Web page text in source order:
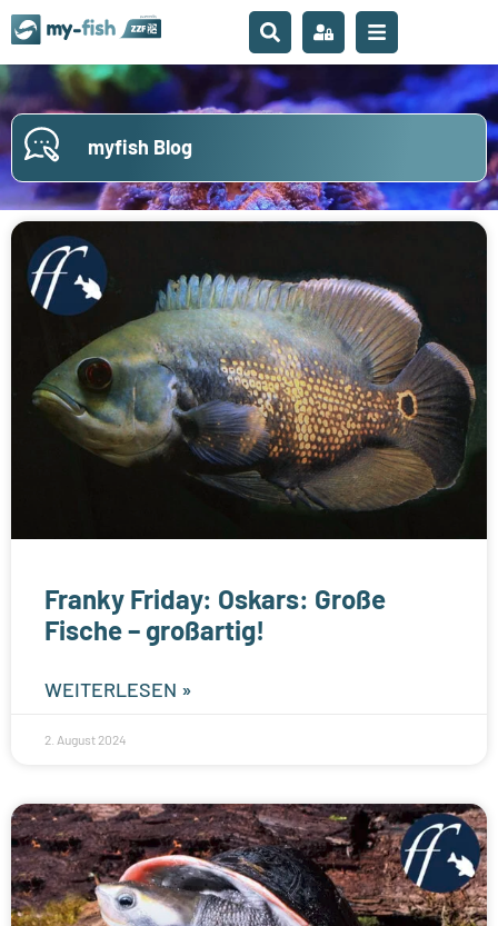
myfish Blog
Franky Friday: Oskars: Große
Fische – großartig!
WEITERLESEN »
2. August 2024